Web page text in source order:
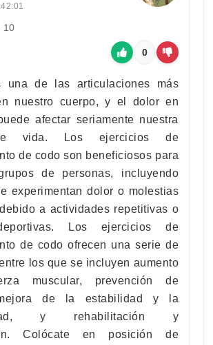
10
0
una de las articulaciones más
nuestro cuerpo, y el dolor en
afectar seriamente nuestra
vida. Los ejercicios de
de codo son beneficiosos para
de personas, incluyendo
experimentan dolor o molestias
a actividades repetitivas o
Los ejercicios de
de codo ofrecen una serie de
los que se incluyen aumento
muscular, prevención de
de la estabilidad y la
y rehabilitación y
Colócate en posición de